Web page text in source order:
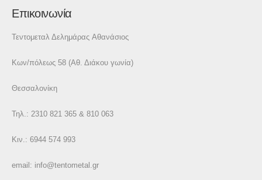
Επικοινωνία
Τεντομεταλ Δελημάρας Αθανάσιος
Κων/πόλεως 58 (Αθ. Διάκου γωνία)
Θεσσαλονίκη
Τηλ.: 2310 821 365 & 810 063
Κιν.: 6944 574 993
email: info@tentometal.gr